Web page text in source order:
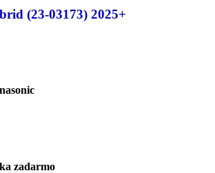
(23-03173) 2025+
zadarmo